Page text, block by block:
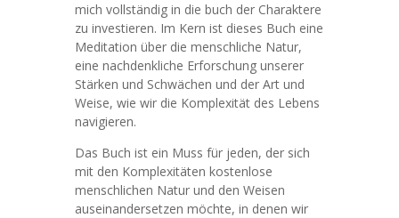
mich vollständig in die buch der Charaktere
zu investieren. Im Kern ist dieses Buch eine
Meditation über die menschliche Natur,
eine nachdenkliche Erforschung unserer
Stärken und Schwächen und der Art und
Weise, wie wir die Komplexität des Lebens
navigieren.
Das Buch ist ein Muss für jeden, der sich
mit den Komplexitäten kostenlose
menschlichen Natur und den Weisen
auseinandersetzen möchte, in denen wir